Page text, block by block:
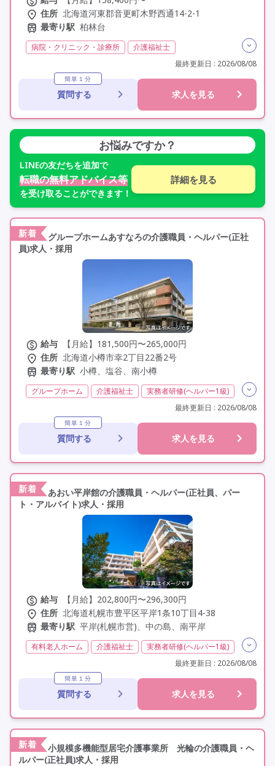
住所 北海道河東郡音更町木野西通14-2-1
最寄り駅 柏林台
病院・クリニック・診療所
介護福祉士
常勤
社会保険完備
交通費支給
年間休日110日以上
学歴不問
定年60歳以上
最終更新日 : 2026/08/08
簡単１分
質問する 求人を見る
お悩みですか？
LINEの友だちを追加で
転職の無料アドバイス等
を受け取ることができます！
詳細を見る
新着
グループホームあすなろの介護職員・ヘルパー(正社
員)求人・採用
給与
【月給】181,500円〜265,000円
住所 北海道小樽市幸2丁目22番2号
最寄り駅 小樽、塩谷、南小樽
グループホーム 介護福祉士
実務者研修(ヘルパー1級)
夜勤専従
残業月20時間以内
残業ほぼなし
常勤
社会保険完備
交通費支給
託児所・保育支援あり
学歴不問
未経験歓迎
定年60歳以上
定年65歳以上 車通勤可
最終更新日 : 2026/08/08
簡単１分
質問する 求人を見る
新着
あおい平岸館の介護職員・ヘルパー(正社員、パー
ト・アルバイト)求人・採用
給与
【月給】202,800円〜296,300円
住所 北海道札幌市豊平区平岸1条10丁目4-38
最寄り駅 平岸(札幌市営)、中の島、南平岸
有料老人ホーム 介護福祉士
実務者研修(ヘルパー1級)
夜勤専従
残業月20時間以内
残業ほぼなし 常勤
非常勤
社会保険完備
交通費支給
定年60歳以上
最終更新日 : 2026/08/08
簡単１分
質問する 求人を見る
新着
小規模多機能型居宅介護事業所 光輪の介護職員・ヘ
ルパー(正社員)求人・採用